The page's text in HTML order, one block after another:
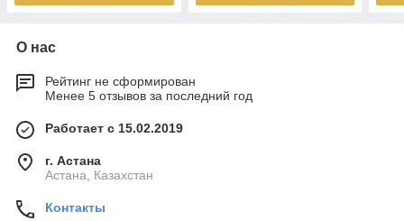
О нас
Рейтинг не сформирован
Менее 5 отзывов за последний год
Работает с 15.02.2019
г. Астана
Астана, Казахстан
Контакты